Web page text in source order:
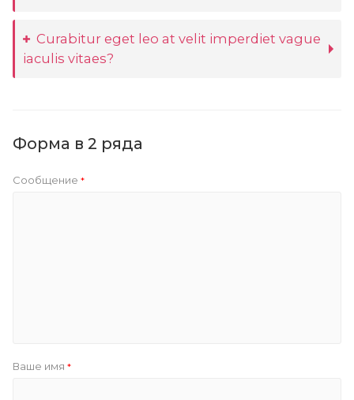
Curabitur eget leo at velit imperdiet vague
iaculis vitaes?
Форма в 2 ряда
Сообщение *
Ваше имя *